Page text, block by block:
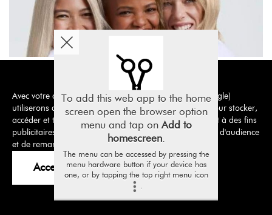
Nous avons la chance de pouvoir rester ouvert et vous accueillir
pendant cette nouvelle période de confinement.
Pour profiter de votre moment de coiffure exclusif n’hésitez à nous
contacter et nous rendre visite muni de votre attestation de
Avec votre consentement, nous et nos partenaires (Google)
utiliserons des cookies ou des technologies similaires pour stocker,
accéder et traiter vos données personnelles, notamment à des fins
publicitaires, d'amélioration de nos produits, de mesure d'audience
et de remarketing.
Accepter et fermer
To add this web app to the home
screen open the browser option
menu and tap on Add to
homescreen.
The menu can be accessed by pressing the
menu hardware button if your device has
one, or by tapping the top right menu icon